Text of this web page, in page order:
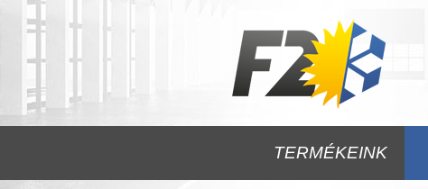
TERMÉKEINK